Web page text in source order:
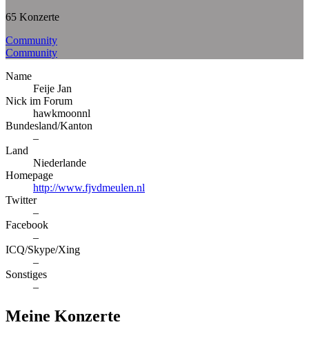
65 Konzerte
Community
Community
Name
Feije Jan
Nick im Forum
hawkmoonnl
Bundesland/Kanton
–
Land
Niederlande
Homepage
http://www.fjvdmeulen.nl
Twitter
–
Facebook
–
ICQ/Skype/Xing
–
Sonstiges
–
Meine Konzerte